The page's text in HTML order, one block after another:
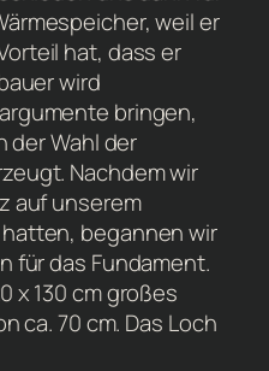
weil er
hat, dass er
wird
bringen,
der Wahl der
Nachdem wir
auf unserem
begannen wir
für das Fundament.
x 130 cm großes
ca. 70 cm. Das Loch